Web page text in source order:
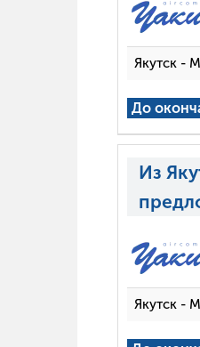
Якутск -
До
Из
Якутск -